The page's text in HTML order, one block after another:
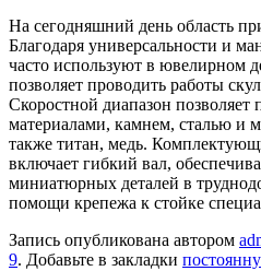
На сегодняшний день область
Благодаря универсальности и
часто используют в ювелирном
позволяет проводить работы
Скоростной диапазон позволяет
материалами, камнем, сталью и
также титан, медь.
включает гибкий вал,
миниатюрных деталей в
помощи крепежа к стойке
Запись опубликована автором
9. Добавьте в закладки